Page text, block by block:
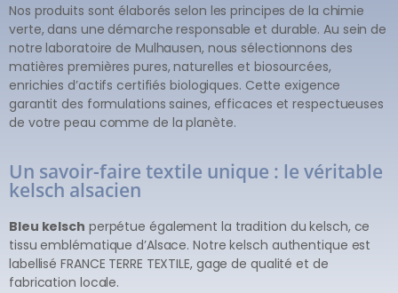
Nos produits sont élaborés selon les principes de la chimie
verte, dans une démarche responsable et durable. Au sein de
notre laboratoire de Mulhausen, nous sélectionnons des
matières premières pures, naturelles et biosourcées,
enrichies d’actifs certifiés biologiques. Cette exigence
garantit des formulations saines, efficaces et respectueuses
de votre peau comme de la planète.
Un savoir-faire textile unique : le véritable
kelsch alsacien
Bleu kelsch perpétue également la tradition du kelsch, ce
tissu emblématique d’Alsace. Notre kelsch authentique est
labellisé FRANCE TERRE TEXTILE, gage de qualité et de
fabrication locale.